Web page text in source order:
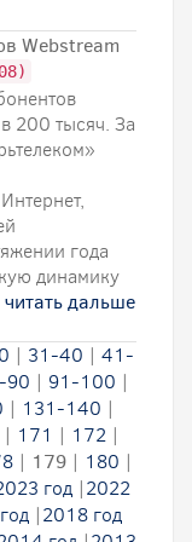
Webstream
200 тысяч. За
года
динамику
читать дальше
| 31-40 | 41-
90 | 91-100 |
| 131-140 |
| 171 | 172|
| 179 | 180 |
год |2022
|2018 год